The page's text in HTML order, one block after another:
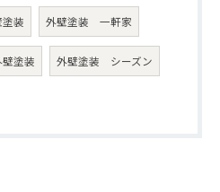
装 外壁塗装 一軒家
壁塗装 外壁塗装 シーズン